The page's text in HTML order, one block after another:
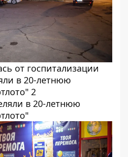
от госпитализации
в 20-летнюю